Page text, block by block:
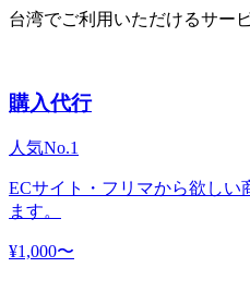
台湾でご利用いただけるサー
購入代行
人気No.1
ECサイト・フリマから欲しい
ます。
¥1,000〜